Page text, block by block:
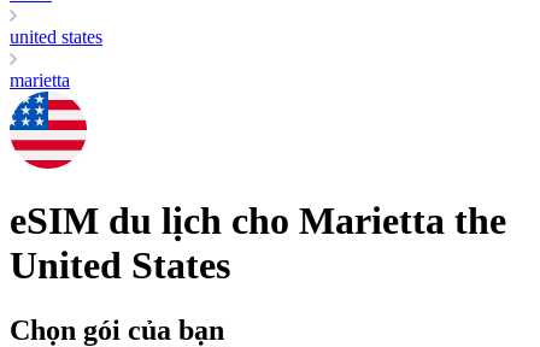
united states
marietta
eSIM du lịch cho Marietta the
United States
Chọn gói của bạn